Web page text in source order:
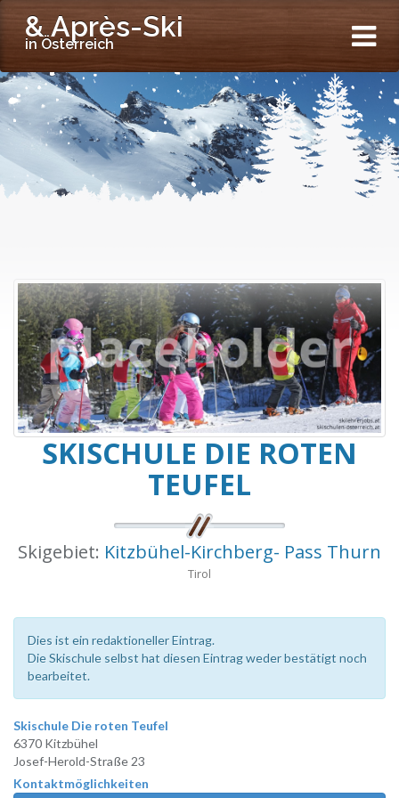
& Après-Ski
in Österreich
SKISCHULE DIE ROTEN
TEUFEL
Skigebiet: Kitzbühel-Kirchberg- Pass Thurn
Tirol
Dies ist ein redaktioneller Eintrag.
Die Skischule selbst hat diesen Eintrag weder bestätigt noch
bearbeitet.
Skischule Die roten Teufel
6370 Kitzbühel
Josef-Herold-Straße 23
Kontaktmöglichkeiten